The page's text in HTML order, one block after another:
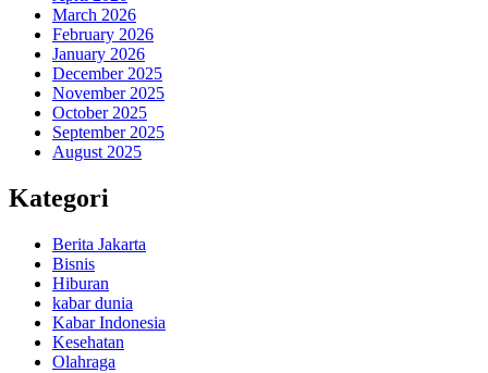
March 2026
February 2026
January 2026
December 2025
November 2025
October 2025
September 2025
August 2025
Kategori
Berita Jakarta
Bisnis
Hiburan
kabar dunia
Kabar Indonesia
Kesehatan
Olahraga